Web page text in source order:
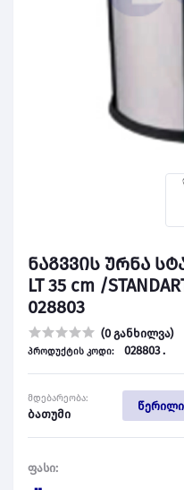
ნაგვვის ურნა
LT 35 cm /
028803
(0 განხილვა)
პროდუქტის კოდი: 028803 .
მდებარეობა:
ბათუმი
ფასი: